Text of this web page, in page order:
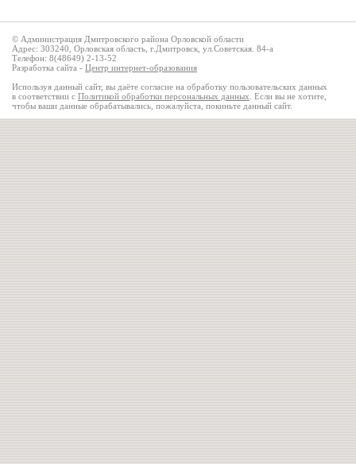
© Администрация Дмитровского района Орловской области
Адрес: 303240, Орловская область, г.Дмитровск, ул.Советская. 84-а
Телефон: 8(48649) 2-13-52
Разработка сайта - Центр интернет-образования
Используя данный сайт, вы даёте согласие на обработку пользовательских данных
в соответствии с Политикой обработки персональных данных . Если вы не хотите,
чтобы ваши данные обрабатывались, пожалуйста, покиньте данный сайт.